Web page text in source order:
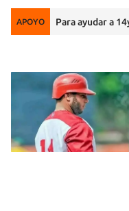
APOYO Para ayudar a